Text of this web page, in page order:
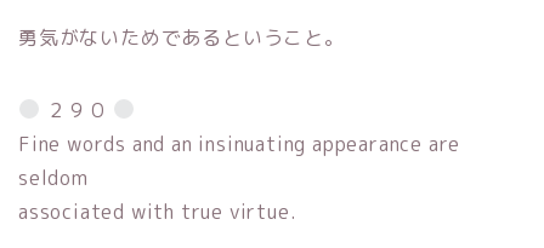
勇気がないためであるということ。
２９０
Fine words and an insinuating appearance are
seldom
associated with true virtue.